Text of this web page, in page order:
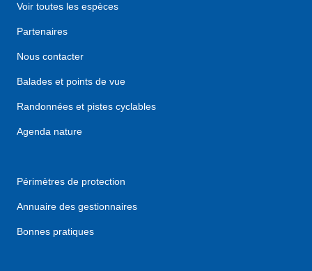
Voir toutes les espèces
Partenaires
Nous contacter
Balades et points de vue
Randonnées et pistes cyclables
Agenda nature
Périmètres de protection
Annuaire des gestionnaires
Bonnes pratiques